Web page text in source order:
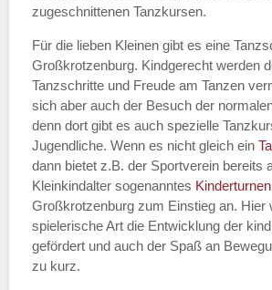
E-Mail*
Name der Tanzschule
Kontakt E-Mail
zugeschnittenen Tanzkursen.
Für die lieben Kleinen gibt es eine
Großkrotzenburg. Kindgerecht werden
Tanzschritte und Freude am Tanzen
sich aber auch der Besuch der
denn dort gibt es auch spezielle
Jugendliche. Wenn es nicht gleich ein
dann bietet z.B. der Sportverein bereits
Kleinkindalter sogenanntes Kinderturnen
Großkrotzenburg zum Einstieg an. Hier
spielerische Art die Entwicklung der
gefördert und auch der Spaß an
zu kurz.